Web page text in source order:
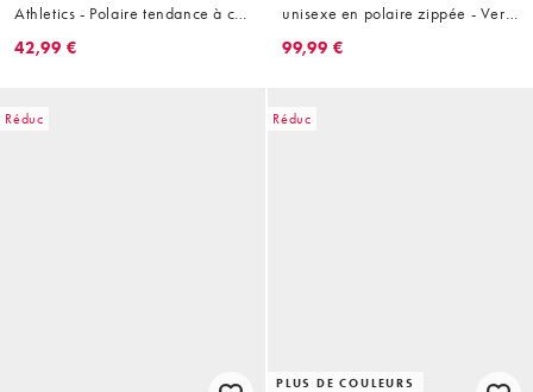
Athletics - Polaire tendance à col
zippé - Noir
42,99 €
unisexe en polaire zippée - Vert
clair
99,99 €
Réduc Réduc
PLUS DE COULEURS